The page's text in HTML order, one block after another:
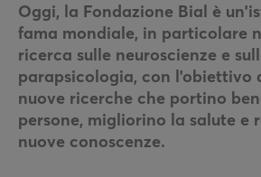
Oggi, la Fondazione Bial è
fama mondiale, in particolare
ricerca sulle neuroscienze e
parapsicologia, con l'obiettivo
nuove ricerche che portino
persone, migliorino la salute e
nuove conoscenze.